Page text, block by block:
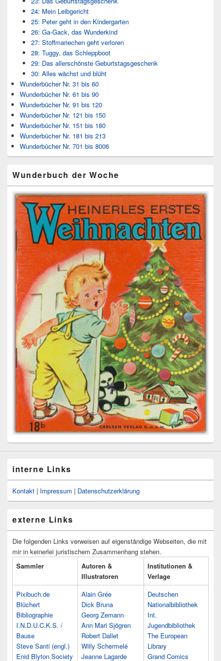
24: Mein Leibgericht
25: Peter geht in den Kindergarten
26: Ga-Gack, das Wunderkind
27: Stoffmariechen geht verloren
28: Tuggy, das Schleppboot
29: Das allerschönste Geburtstagsgeschenk
30: Alles wächst und blüht
Wunderbücher Nr. 31 bis 60
Wunderbücher Nr. 61 bis 90
Wunderbücher Nr. 91 bis 120
Wunderbücher Nr. 121 bis 150
Wunderbücher Nr. 151 bis 180
Wunderbücher Nr. 181 bis 213
Wunderbücher Nr. 701 bis 8006
Wunderbuch der Woche
interne Links
Kontakt | Impressum | Datenschutzerklärung
externe Links
Die folgenden Links verweisen auf eigenständige Webseiten, die mit
mir in keinerlei juristischem Zusammenhang stehen.
Sammler
Autoren &
Illustratoren
Institutionen &
Verlage
Pixibuch.de
Blüchert
Bibliographie
I.N.D.U.C.K.S. /
Bause
Steve Santi (engl.)
Enid Blyton Society
Alain Grée
Dick Bruna
Georg Zemann
Ann Mari Sjögren
Robert Dallet
Willy Schermelé
Jeanne Lagarde
Deutschen
Nationalbibliothek
Int.
Jugendbibliothek
The European
Library
Grand Comics